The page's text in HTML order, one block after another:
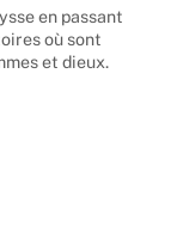
en passant
où sont
et dieux.